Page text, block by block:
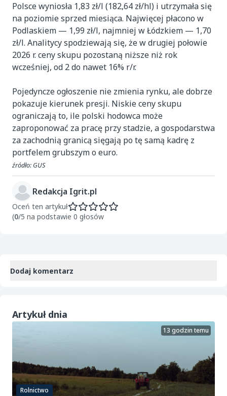
Polsce wyniosła 1,83 zł/l (182,64 zł/hl) i utrzymała się
na poziomie sprzed miesiąca. Najwięcej płacono w
Podlaskiem — 1,99 zł/l, najmniej w Łódzkiem — 1,70
zł/l. Analitycy spodziewają się, że w drugiej połowie
2026 r. ceny skupu pozostaną niższe niż rok
wcześniej, od 2 do nawet 16% r/r.
Pojedyncze ogłoszenie nie zmienia rynku, ale dobrze
pokazuje kierunek presji. Niskie ceny skupu
ograniczają to, ile polski hodowca może
zaproponować za pracę przy stadzie, a gospodarstwa
za zachodnią granicą sięgają po tę samą kadrę z
portfelem grubszym o euro.
źródło: GUS
Redakcja Igrit.pl
Oceń ten artykuł
(0/5 na podstawie 0 głosów
Dodaj komentarz
Artykuł dnia
Rolnictwo
13 godzin temu